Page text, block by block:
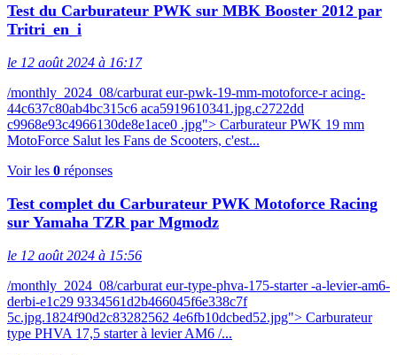
Test du Carburateur PWK sur MBK Booster 2012 par
Tritri_en_i
le 12 août 2024 à 16:17
/monthly_2024_08/carburat eur-pwk-19-mm-motoforce-r acing-
44c637c80ab4bc315c6 aca5919610341.jpg.c2722dd
c9968e93c4966130de8e1ace0 .jpg"> Carburateur PWK 19 mm
MotoForce Salut les Fans de Scooters, c'est...
Voir les 0 réponses
Test complet du Carburateur PWK Motoforce Racing
sur Yamaha TZR par Mgmodz
le 12 août 2024 à 15:56
/monthly_2024_08/carburat eur-type-phva-175-starter -a-levier-am6-
derbi-e1c29 9334561d2b466045f6e338c7f
5c.jpg.1824f90d2c83282562 4e6fb10dcbed52.jpg"> Carburateur
type PHVA 17,5 starter à levier AM6 /...